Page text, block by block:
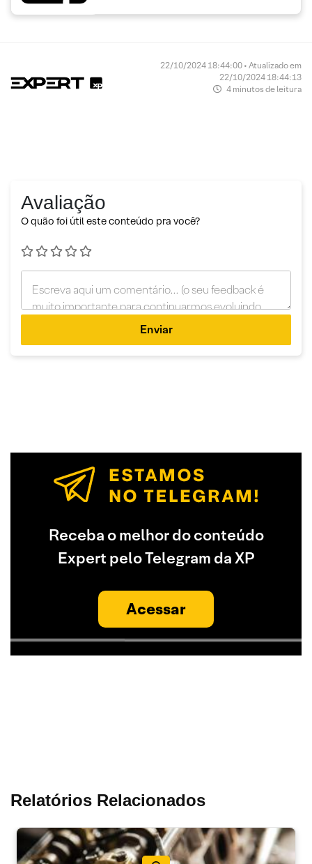
22/10/2024 18:44:00 • Atualizado em
22/10/2024 18:44:13
4 minutos de leitura
Avaliação
O quão foi útil este conteúdo pra você?
Enviar
Receba o melhor do conteúdo
Expert pelo Telegram da XP
Acessar
Relatórios Relacionados